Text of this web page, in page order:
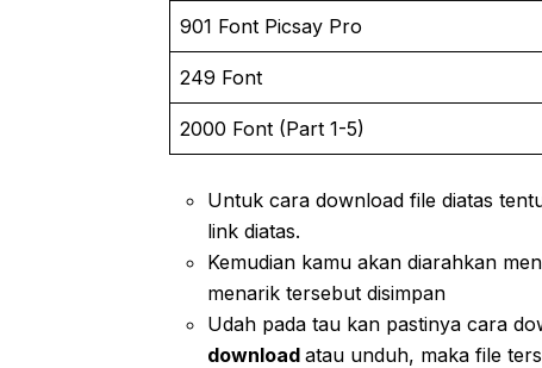
901 Font Picsay Pro
249 Font
2000 Font (Part 1-5)
Untuk cara download file diatas
link diatas.
Kemudian kamu akan diarahkan
menarik tersebut disimpan
Udah pada tau kan pastinya cara
download atau unduh, maka file